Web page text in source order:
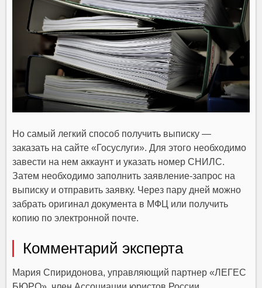
Но самый легкий способ получить выписку —
заказать на сайте «Госуслуги». Для этого необходимо
завести на нем аккаунт и указать номер СНИЛС.
Затем необходимо заполнить заявление-запрос на
выписку и отправить заявку. Через пару дней можно
забрать оригинал документа в МФЦ или получить
копию по электронной почте.
Комментарий эксперта
Мария Спиридонова, управляющий партнер «ЛЕГЕС